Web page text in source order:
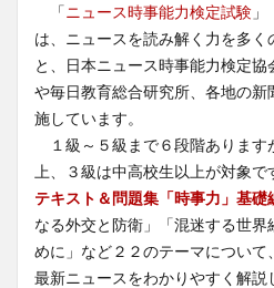
「ニュース時事能力検定試験
は、ニュースを読み解く力を多
と、日本ニュース時事能力検定協
や毎日教育総合研究所、各地の
施しています。
１級～５級まで６段階あります
上、３級は中高校生以上が対象で
テキスト＆問題集「時事力」基礎
なる外交と防衛」「混迷する世
めに」など２２のテーマについ
最新ニュースをわかりやすく解説